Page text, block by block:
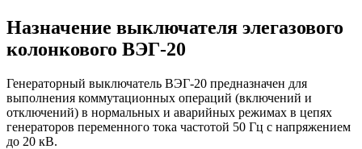
Назначение выключателя элегазового
колонкового ВЭГ-20
Генераторный выключатель ВЭГ-20 предназначен для
выполнения коммутационных операций (включений и
отключений) в нормальных и аварийных режимах в цепях
генераторов переменного тока частотой 50 Гц с напряжением
до 20 кВ.